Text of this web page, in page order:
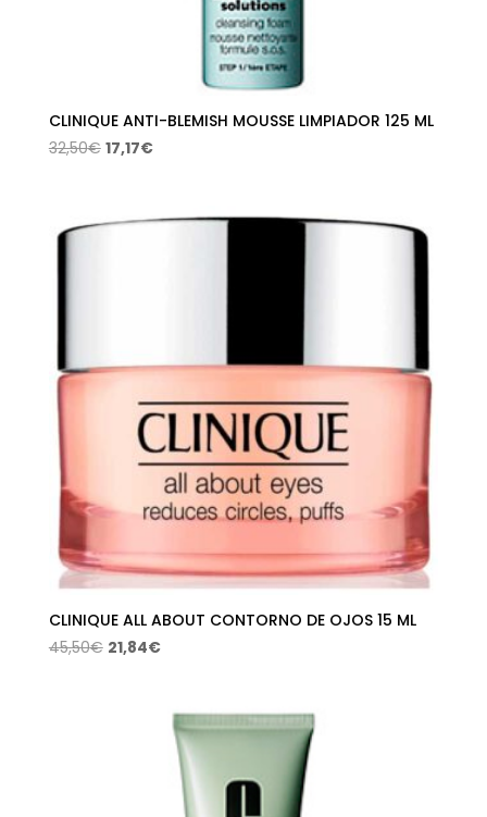
CLINIQUE ANTI-BLEMISH MOUSSE LIMPIADOR 125 ML
32,50€ El
era:
17,17€El
es:
CLINIQUE ALL ABOUT CONTORNO DE OJOS 15 ML
45,50€ El
21,84€El
es:
21,84€.